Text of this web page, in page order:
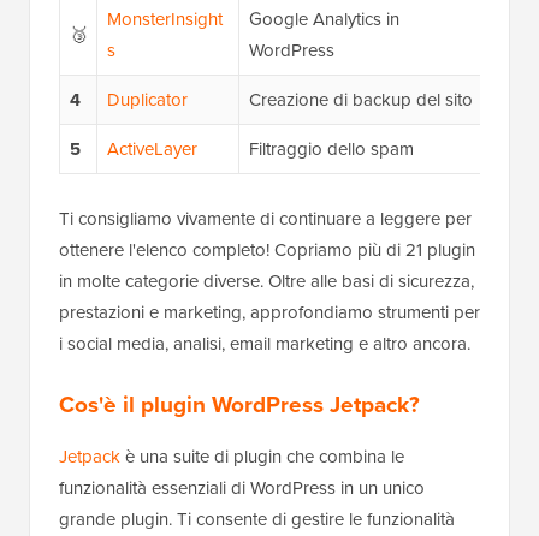
🥉
MonsterInsight
s
Google Analytics in
WordPress
4 Duplicator Creazione di backup del sito
5
ActiveLayer Filtraggio dello spam
Ti consigliamo vivamente di continuare a leggere per
ottenere l'elenco completo! Copriamo più di 21 plugin
in molte categorie diverse. Oltre alle basi di sicurezza,
prestazioni e marketing, approfondiamo strumenti per
i social media, analisi, email marketing e altro ancora.
Cos'è il plugin WordPress Jetpack?
Jetpackè una suite di plugin che combina le
funzionalità essenziali di WordPress in un unico
grande plugin. Ti consente di gestire le funzionalità